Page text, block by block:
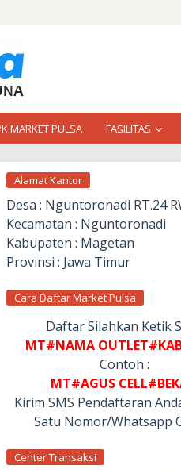
MARKET PULSA FASILITAS
Alamat Kantor
Desa : Nguntoronadi RT.24
Kecamatan : Nguntoronadi
Kabupaten : Magetan
Provinsi : Jawa Timur
Cara Daftar Market Pulsa
Daftar Silahkan Ketik
MT#NAMA
Contoh :
MT#AGUS
Kirim SMS Pendaftaran
Satu Nomor/Whatsapp
Center Transaksi